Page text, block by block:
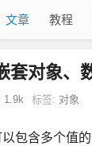
文章 教程
套对象、
1.9k 标签: 对象
包含多个值的